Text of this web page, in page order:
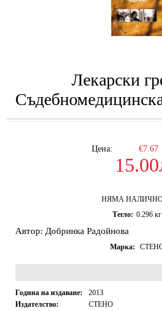
Лекарски
Цена: €7.67
НЯМА
Тегло: 0.296 кг
Автор: Добринка Радойнова
Марка:
Година на издаване:
2013
Издателство:
СТЕНО